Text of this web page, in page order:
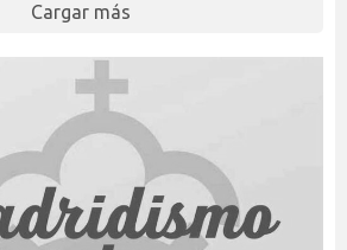
Cargar más